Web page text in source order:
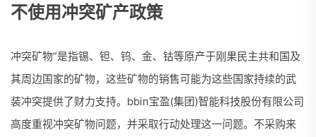
不使用冲突矿产政策
冲突矿物”是指锡、钽、钨、金、钴等原产于刚果民主共和国及
其周边国家的矿物，这些矿物的销售可能为这些国家持续的武
装冲突提供了财力支持。bbin宝盈(集团)智能科技股份有限公司
高度重视冲突矿物问题，并采取行动处理这一问题。不采购来